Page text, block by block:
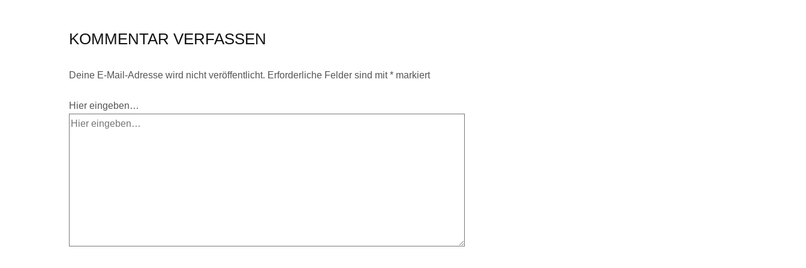
KOMMENTAR VERFASSEN
Deine E-Mail-Adresse wird nicht veröffentlicht. Erforderliche Felder sind mit*markiert
Hier eingeben…